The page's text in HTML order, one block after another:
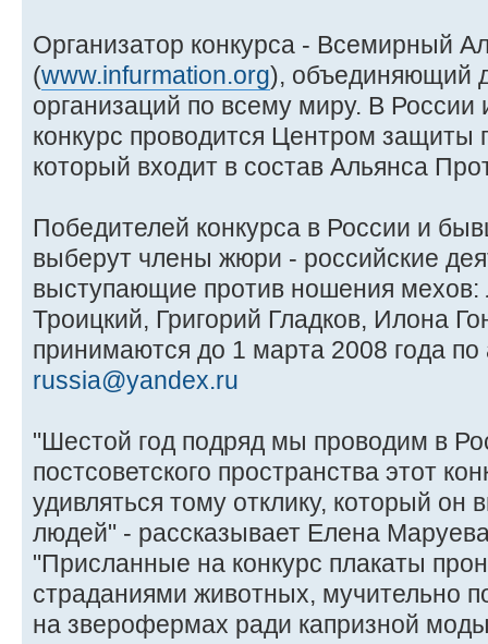
Организатор конкурса - Всемирный
(www.infurmation.org), объединяющий
организаций по всему миру. В
конкурс проводится Центром защиты
который входит в состав Альянса
Победителей конкурса в России и
выберут члены жюри - российские
выступающие против ношения
Троицкий, Григорий Гладков, Илона
принимаются до 1 марта 2008 года
russia@yandex.ru
"Шестой год подряд мы проводим в
постсоветского пространства этот
удивляться тому отклику, который он
людей" - рассказывает Елена
"Присланные на конкурс плакаты
страданиями животных, мучительно
на зверофермах ради капризной